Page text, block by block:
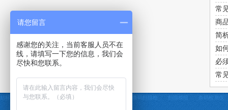
常
商
简
如
必
常
贴标机 定制贴标机 条码打印机 条码扫描枪 扫描模组 条码检测仪
请您留言
感谢您的关注，当前客服人员不在
线，请填写一下您的信息，我们会
尽快和您联系。